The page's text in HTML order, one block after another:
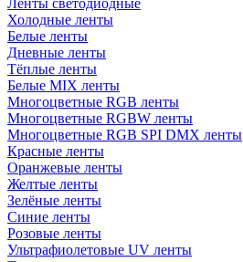
Ленты светодиодные
Холодные ленты
Белые ленты
Дневные ленты
Тёплые ленты
Белые MIX ленты
Многоцветные RGB ленты
Многоцветные RGBW ленты
Многоцветные RGB SPI DMX ленты
Красные ленты
Оранжевые ленты
Желтые ленты
Зелёные ленты
Синие ленты
Розовые ленты
Ультрафиолетовые UV ленты